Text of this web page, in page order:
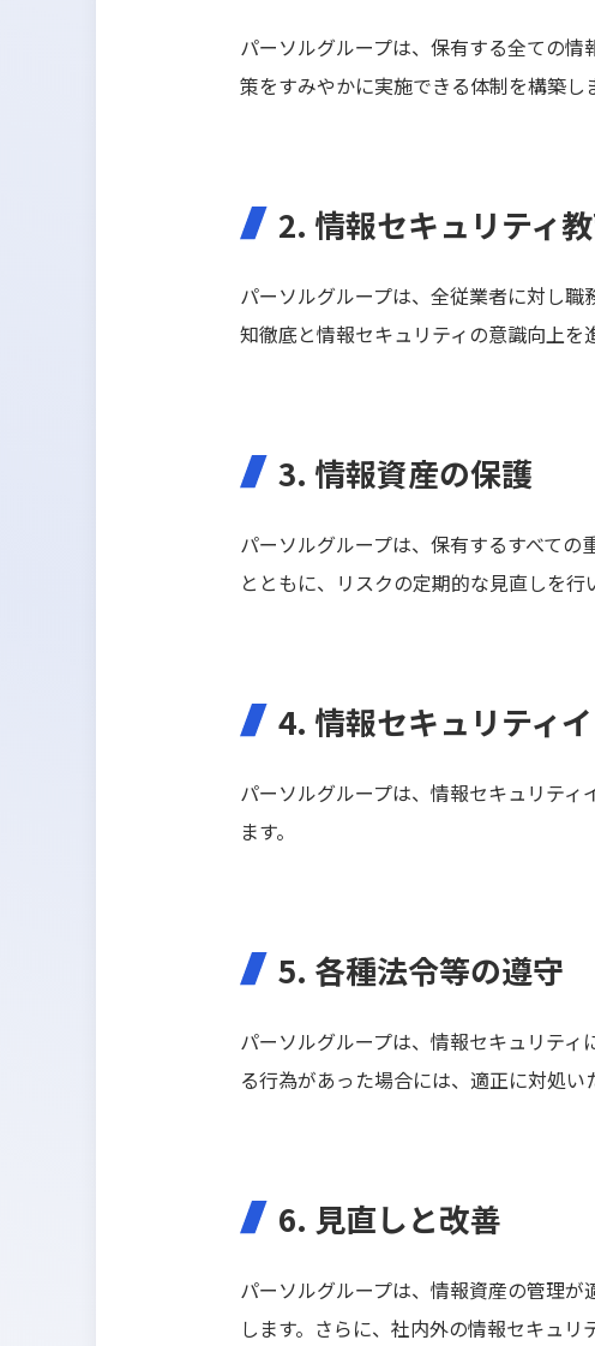
パーソルグループは、保有する全ての
策をすみやかに実施できる体制を構築し
2. 情報セキュリティ
パーソルグループは、全従業者に対し
知徹底と情報セキュリティの意識向上を
3. 情報資産の保護
パーソルグループは、保有するすべて
とともに、リスクの定期的な見直しを行
4. 情報セキュリティ
パーソルグループは、情報セキュリテ
ます。
5. 各種法令等の遵守
パーソルグループは、情報セキュリテ
る行為があった場合には、適正に対処い
6. 見直しと改善
パーソルグループは、情報資産の管理
します。さらに、社内外の情報セキュ